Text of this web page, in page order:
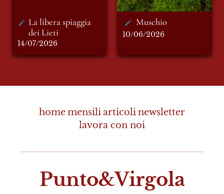
La libera spiaggia
dei Lieti
14/07/2026
Muschio
10/06/2026
Punto&Virgola
homemensiliarticolinewsletter
lavora con noi